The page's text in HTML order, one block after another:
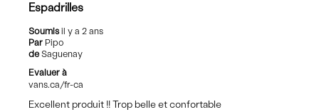
Espadrilles
Soumisil y a 2 ans
Par Pipo
de Saguenay
Evaluer à
vans.ca/fr-ca
Excellent produit !! Trop belle et confortable